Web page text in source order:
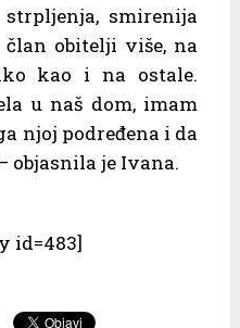
smirenija
obitelji više, na
kao i na ostale.
u naš dom, imam
njoj podređena i da
objasnila je Ivana.
id=483]